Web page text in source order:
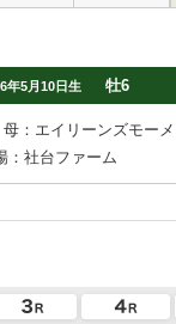
年5月10日生 牡6
母：エイリーンズモー
：社台ファーム